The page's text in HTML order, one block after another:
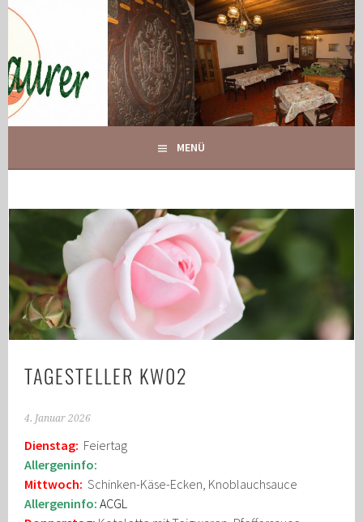
Springe
zum
Inhalt
GASTHOF MAURER
IHR GASTHOF IN GLOGGNITZ
MENÜ
TAGESTELLER KW02
4. Januar 2026
Dienstag: Feiertag
Allergeninfo:
Mittwoch:Schinken-Käse-Ecken, Knoblauchsauce
Allergeninfo:ACGL